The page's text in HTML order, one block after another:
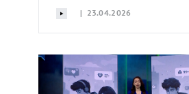
| 23.04.2026